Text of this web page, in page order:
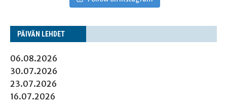
PÄI­VÄN LEHDET
06.08.2026
30.07.2026
23.07.2026
16.07.2026